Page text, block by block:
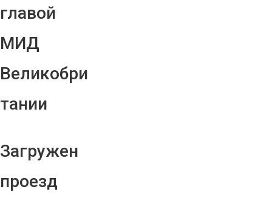
главой
МИД
Великобри
тании
Загружен
проезд